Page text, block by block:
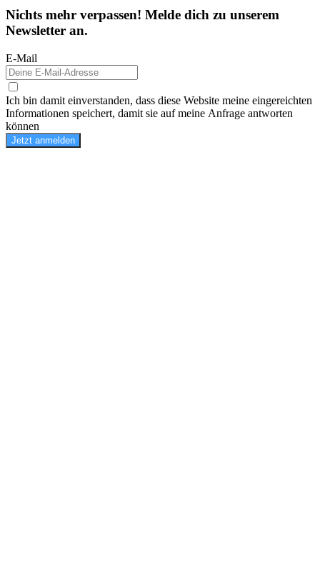
Nichts mehr verpassen! Melde dich zu unserem
Newsletter an.
E-Mail
Ich bin damit einverstanden, dass diese Website meine eingereichten
Informationen speichert, damit sie auf meine Anfrage antworten
können
Jetzt anmelden